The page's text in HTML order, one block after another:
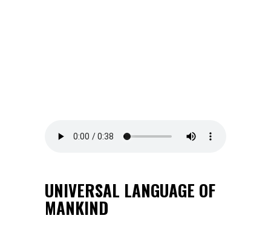
UNIVERSAL LANGUAGE OF
MANKIND